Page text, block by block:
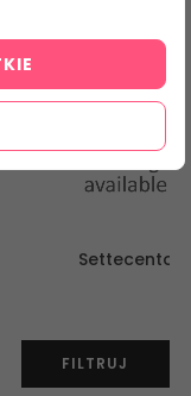
Settecento
FILTRUJ